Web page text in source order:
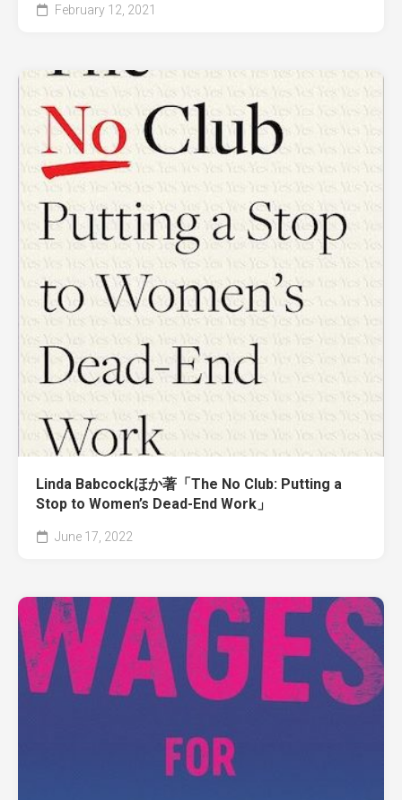
February 12, 2021
Linda Babcockほか著「The No Club: Putting a
Stop to Women’s Dead-End Work」
June 17, 2022